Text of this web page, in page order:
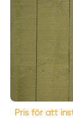
Pris för att